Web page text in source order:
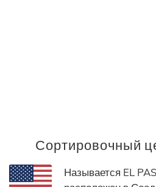
Сортировочный
Называется EL